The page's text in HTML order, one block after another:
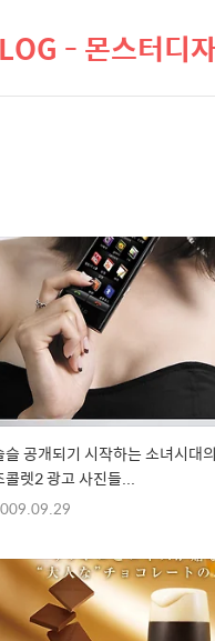
- 몬스터디
슬 공개되기 시작하는 소녀시대
콜렛2 광고 사진들...